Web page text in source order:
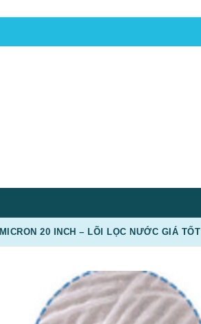
20 INCH – LÕI LỌC NƯỚC GIÁ TỐT